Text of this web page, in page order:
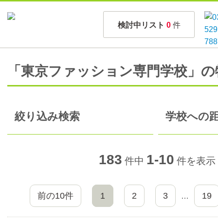
検討中リスト 0 件
「東京ファッション専門学校」
絞り込み検索 学校への
183 件中 1-10 件を表示
前の10件 1 2 3 … 19